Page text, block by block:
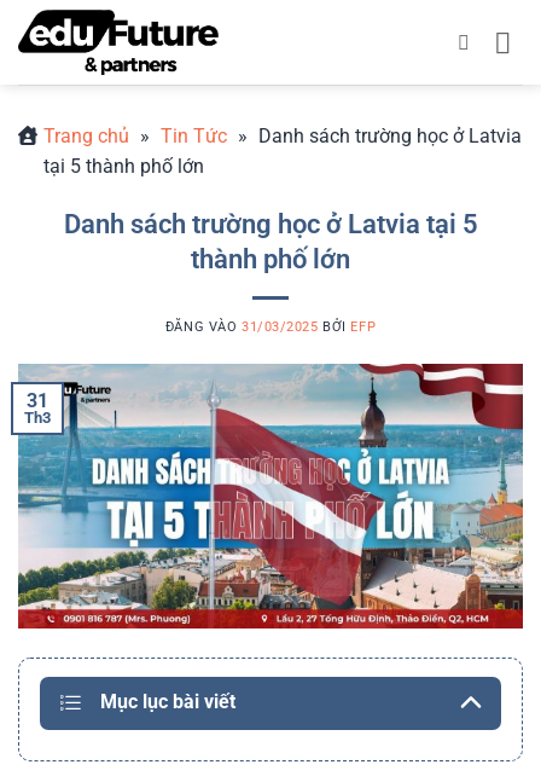
qua
Trang chủ » Tin Tức » Danh sách trường học ở Latvia
tại 5 thành phố lớn
Danh sách trường học ở Latvia tại 5
thành phố lớn
ĐĂNG VÀO 31/03/2025 BỞI EFP
31
Th3
Mục lục bài viết